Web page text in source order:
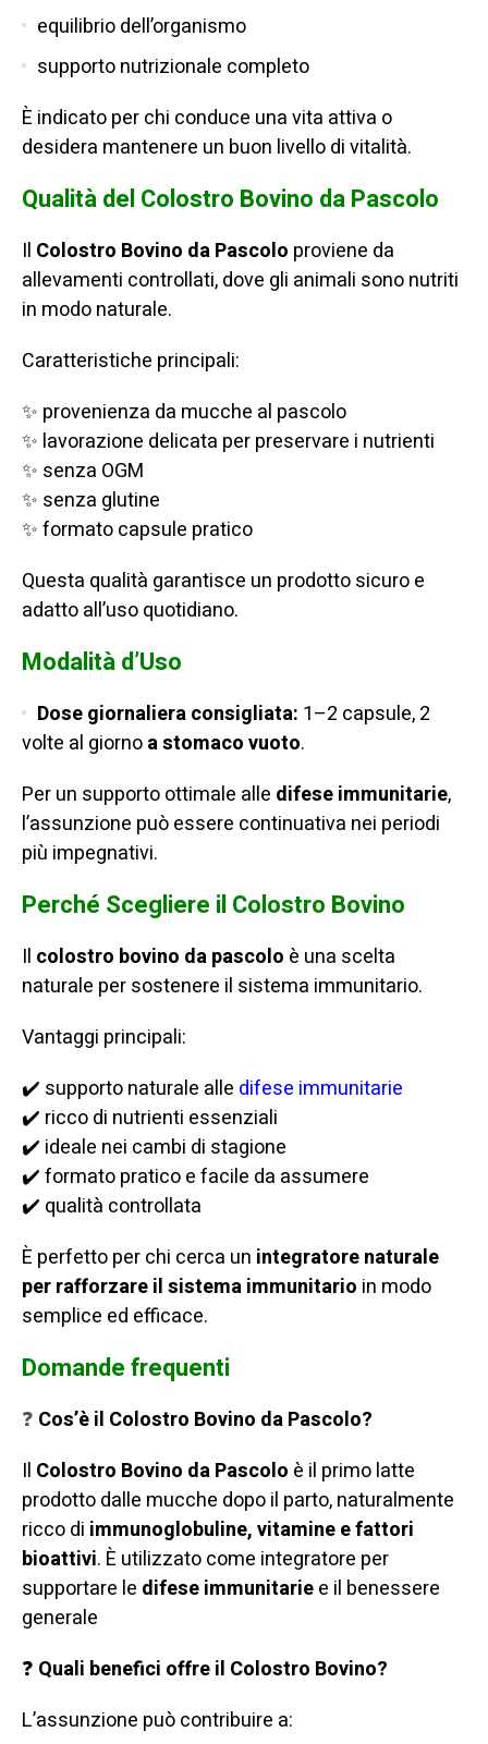
equilibrio dell’organismo
supporto nutrizionale completo
È indicato per chi conduce una vita attiva o
desidera mantenere un buon livello di vitalità.
Qualità del Colostro Bovino da Pascolo
Il Colostro Bovino da Pascolo proviene da
allevamenti controllati, dove gli animali sono nutriti
in modo naturale.
Caratteristiche principali:
✨ provenienza da mucche al pascolo
✨ lavorazione delicata per preservare i nutrienti
✨ senza OGM
✨ senza glutine
✨ formato capsule pratico
Questa qualità garantisce un prodotto sicuro e
adatto all’uso quotidiano.
Modalità d’Uso
Dose giornaliera consigliata: 1–2 capsule, 2
volte al giornoa stomaco vuoto.
Per un supporto ottimale alle difese immunitarie,
l’assunzione può essere continuativa nei periodi
più impegnativi.
Perché Scegliere il Colostro Bovino
Il colostro bovino da pascolo è una scelta
naturale per sostenere il sistema immunitario.
Vantaggi principali:
✔️ supporto naturale alle difese immunitarie
✔️ ricco di nutrienti essenziali
✔️ ideale nei cambi di stagione
✔️ formato pratico e facile da assumere
✔️ qualità controllata
È perfetto per chi cerca un integratore naturale
per rafforzare il sistema immunitario in modo
semplice ed efficace.
Domande frequenti
❓ Cos’è il Colostro Bovino da Pascolo?
Il Colostro Bovino da Pascolo è il primo latte
prodotto dalle mucche dopo il parto, naturalmente
ricco di immunoglobuline, vitamine e fattori
bioattivi. È utilizzato come integratore per
supportare le difese immunitariee il benessere
generale
❓ Quali benefici offre il Colostro Bovino?
L’assunzione può contribuire a: